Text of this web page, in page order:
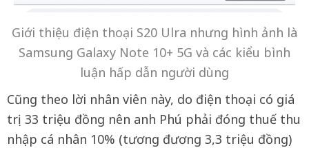
Giới thiệu điện thoại S20 Ulra nhưng hình ảnh là
Samsung Galaxy Note 10+ 5G và các kiểu bình
luận hấp dẫn người dùng
Cũng theo lời nhân viên này, do điện thoại có giá
trị 33 triệu đồng nên anh Phú phải đóng thuế thu
nhập cá nhân 10% (tương đương 3,3 triệu đồng)